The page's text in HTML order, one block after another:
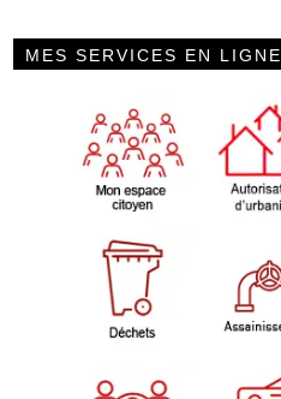
MES SERVICES EN LIGNE